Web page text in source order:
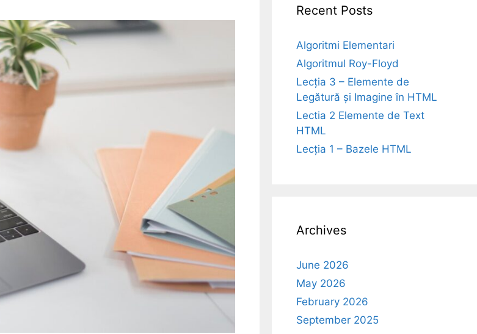
Recent Posts
Algoritmi Elementari
Algoritmul Roy-Floyd
Lecția 3 – Elemente de
Legătură și Imagine în HTML
Lectia 2 Elemente de Text
HTML
Lecția 1 – Bazele HTML
Archives
June 2026
May 2026
February 2026
September 2025